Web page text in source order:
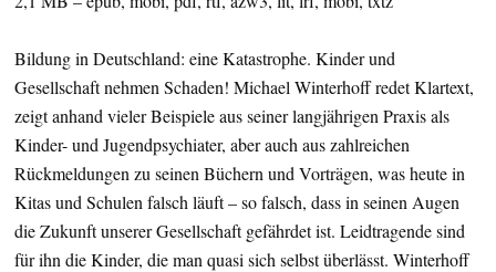
Bildung in Deutschland: eine Katastrophe. Kinder und
Gesellschaft nehmen Schaden! Michael Winterhoff redet Klartext,
zeigt anhand vieler Beispiele aus seiner langjährigen Praxis als
Kinder- und Jugendpsychiater, aber auch aus zahlreichen
Rückmeldungen zu seinen Büchern und Vorträgen, was heute in
Kitas und Schulen falsch läuft – so falsch, dass in seinen Augen
die Zukunft unserer Gesellschaft gefährdet ist. Leidtragende sind
für ihn die Kinder, die man quasi sich selbst überlässt. Winterhoff